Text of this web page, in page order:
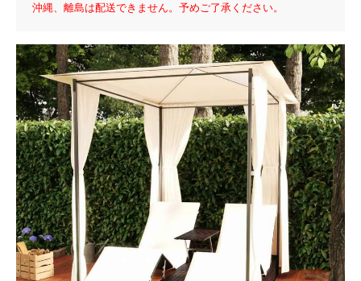
沖縄、離島は配送できません。予めご了承ください。